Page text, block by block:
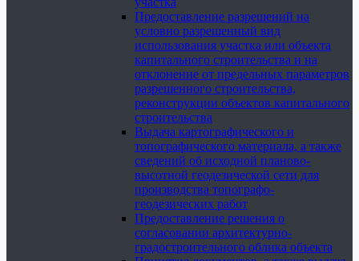
Предоставление разрешений на
условно разрешенный вид
использования участка или объекта
капитального строительства и на
отклонение от предельных параметров
разрешенного строительства,
реконструкции объектов капитального
строительства
Выдача картографического и
топографического материала, а также
сведений об исходной планово-
высотной геодезической сети для
производства топографо-
геодезических работ
Предоставление решения о
согласовании архитектурно-
градостроительного облика объекта